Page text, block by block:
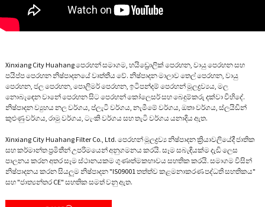
Xinxiang City Huahang පෙරහන් සමාගම, හයිඩ්‍රොලික් පෙරහන, වායු පෙරහන සහ
පයිප්ප පෙරහන නිෂ්පාදනයේ වෘත්තීය වේ. නිෂ්පාදන මාලාව තෙල් පෙරහන, වායු
පෙරහන, ජල පෙරහන, පොලිමර් පෙරහන, ඉටිපන්දම් පෙරහන් මූලද්‍රව්‍යය, මල
නොබැඳෙන වානේ පෙරහන සිට පෙරහන් කෝලෙසර් සහ බෙදුම්කරු දක්වා විහිදේ.
නිෂ්පාදන ව්‍යුහය නල වර්ගය, ප්ලැටි වර්ගය, නැමීමේ වර්ගය, ඔතා වර්ගය, ස්ලයිඩින්
කුළුණු වර්ගය, රාමු වර්ගය, ටැංකි වර්ගය සහ තැටි වර්ගය යනාදිය ඇත.
Xinxiang City Huahang Filter Co., Ltd. පෙරහන් මූලද්‍රව්‍ය නිෂ්පාදන ක්‍රියාවලියේදී ජාතික
සහ කර්මාන්ත ප්‍රමිතීන් උපරිමයෙන් අනුගමනය කරයි. සෑම සබැඳියක්ම දැඩි ලෙස
පාලනය කරන අතර සෑම ස්ථානයකම ගුණාත්මකභාවය සහතික කරයි. සමාගම විසින්
නිෂ්පාදනය කරන සියලුම නිෂ්පාදන "IS09001 තත්ත්ව කළමනාකරණ පද්ධති සහතිකය"
සහ "ජාත්‍යන්තර CE" සහතික සමත් වනු ඇත.